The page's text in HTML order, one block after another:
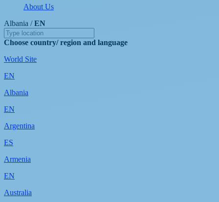
About Us
Albania /EN
Choose country/ region and language
World Site
EN
Albania
EN
Argentina
ES
Armenia
EN
Australia